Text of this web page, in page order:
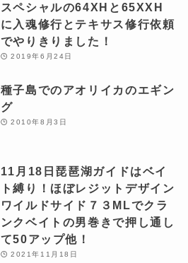
スペシャルの64XHと65XXH
に入魂修行とテキサス修行依頼
でやりきりました！
2019年6月24日
種子島でのアオリイカのエギン
グ
2010年8月3日
11月18日琵琶湖ガイドはベイ
ト縛り！ほぼレジットデザイン
ワイルドサイド７３MLでクラ
ンクベイトの男巻きで押し通し
て50アップ他！
2021年11月18日